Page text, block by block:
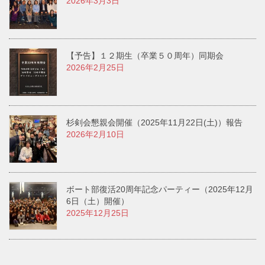
【予告】１２期生（卒業５０周年）同期会
2026年2月25日
杉剣会懇親会開催（2025年11月22日(土)）報告
2026年2月10日
ボート部復活20周年記念パーティー（2025年12月
6日（土）開催）
2025年12月25日